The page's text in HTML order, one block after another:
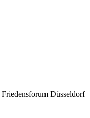
Friedensforum Düsseldorf